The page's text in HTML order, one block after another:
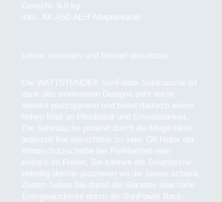
Gewicht: 6,8 kg
inkl.: AK-A50-AEH Adapterkabel
Leicht, Innovativ und flexibel einsetzbar
Die WATTSTUNDE® SunFolder Solartasche ist
dank des innovativen Designs sehr leicht,
absolut platzsparend und bietet dadurch einem
hohen Maß an Flexibilität und Einsetzbarkeit.
Die Solartasche punktet durch die Möglichkeit
jederzeit frei ausrichtbar zu sein. Ob hinter der
Windschutzscheibe bei Parkbetrieb oder
einfach im Freien, Sie können die Solartasche
beliebig dorthin platzieren wo die Sonne scheint.
Zudem haben Sie damit die Garantie eine hohe
Energieausbeute durch die SunPower Back-